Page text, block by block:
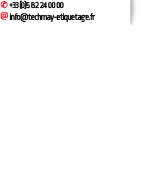
+33 (0)5 82 24 00 00
info@techmay-etiquetage.fr